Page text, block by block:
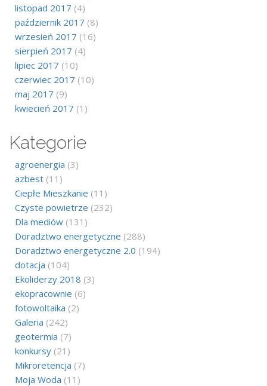
listopad 2017 (4)
październik 2017 (8)
wrzesień 2017 (16)
sierpień 2017 (4)
lipiec 2017 (10)
czerwiec 2017 (10)
maj 2017 (9)
kwiecień 2017 (1)
Kategorie
agroenergia (3)
azbest (11)
Ciepłe Mieszkanie (11)
Czyste powietrze (232)
Dla mediów (131)
Doradztwo energetyczne (288)
Doradztwo energetyczne 2.0 (194)
dotacja (104)
Ekoliderzy 2018 (3)
ekopracownie (6)
fotowoltaika (2)
Galeria (242)
geotermia (7)
konkursy (21)
Mikroretencja (7)
Moja Woda (11)